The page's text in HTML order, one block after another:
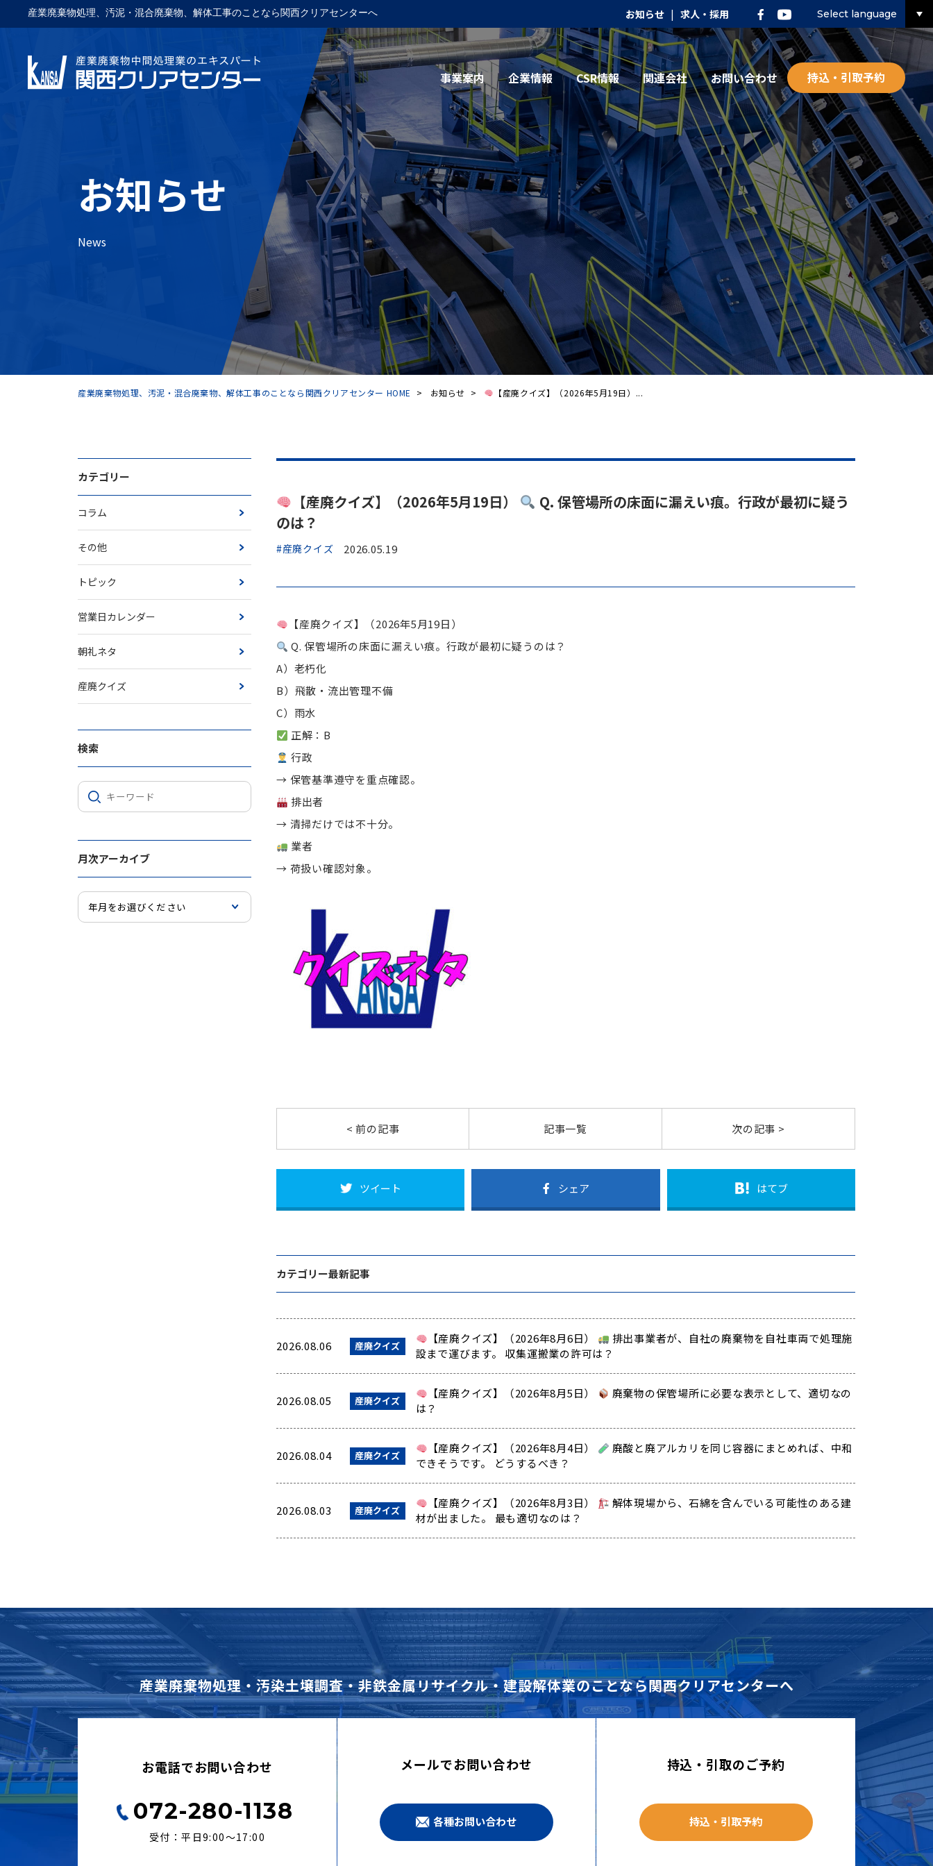
産業廃棄物処理、汚泥・混合廃棄物、解体工事のことなら関西クリアセンターへ お知らせ | 求人・採用 Select language
事業案内 企業情報 CSR情報 関連会社 お問い合わせ 持込・引取予約
お知らせ
News
産業廃棄物処理、汚泥・混合廃棄物、解体工事のことなら関西クリアセンター HOME > お知らせ > 【産廃クイズ】（2026年5月19日）...
カテゴリー
コラム
その他
トピック
営業日カレンダー
朝礼ネタ
産廃クイズ
検索
月次アーカイブ
【産廃クイズ】（2026年5月19日）
Q. 保管場所の床面に漏えい痕。行政が最初に疑う
のは？
#産廃クイズ 2026.05.19
【産廃クイズ】（2026年5月19日）
Q. 保管場所の床面に漏えい痕。行政が最初に疑うのは？
A）老朽化
B）飛散・流出管理不備
C）雨水
正解：B
行政
→ 保管基準遵守を重点確認。
排出者
→ 清掃だけでは不十分。
業者
→ 荷扱い確認対象。
< 前の記事 記事一覧 次の記事 >
ツイート シェア はてブ
カテゴリー最新記事
2026.08.06 産廃クイズ 【産廃クイズ】（2026年8月6日）
排出事業者が、自社の廃棄物を自社車両で処理施
設まで運びます。 収集運搬業の許可は？
2026.08.05 産廃クイズ 【産廃クイズ】（2026年8月5日）
廃棄物の保管場所に必要な表示として、適切なの
は？
2026.08.04 産廃クイズ 【産廃クイズ】（2026年8月4日）
廃酸と廃アルカリを同じ容器にまとめれば、中和
できそうです。 どうするべき？
2026.08.03 産廃クイズ 【産廃クイズ】（2026年8月3日）
解体現場から、石綿を含んでいる可能性のある建
材が出ました。 最も適切なのは？
産業廃棄物処理・汚染土壌調査・非鉄金属リサイクル・建設解体業のことなら関西クリアセンターへ
お電話でお問い合わせ
072-280-1138
受付：平日9:00〜17:00
メールでお問い合わせ
各種お問い合わせ
持込・引取のご予約
持込・引取予約